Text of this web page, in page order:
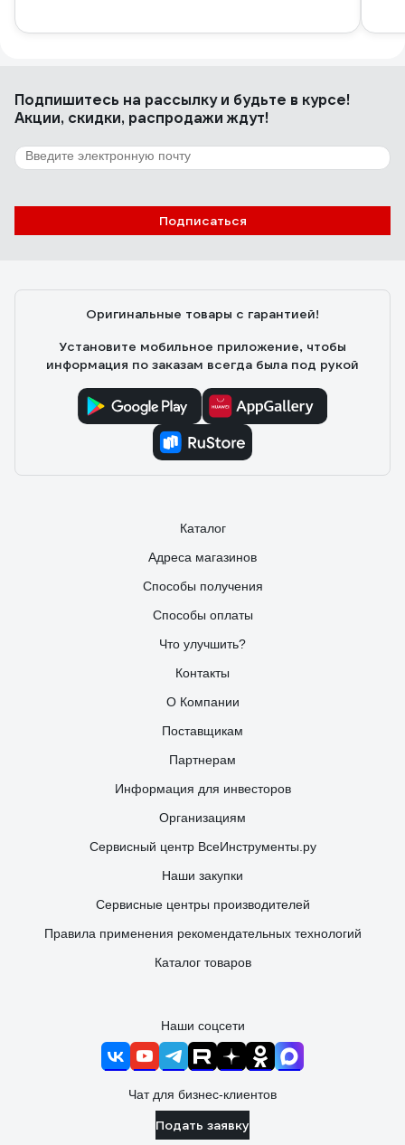
Подпишитесь на рассылкуи будьте в курсе!
Акции, скидки, распродажи ждут!
Подписаться
Оригинальные товары с гарантией!
Установите мобильное приложение, чтобы
информация по заказам всегда была под рукой
Каталог
Адреса магазинов
Способы получения
Способы оплаты
Что улучшить?
Контакты
О Компании
Поставщикам
Партнерам
Информация для инвесторов
Организациям
Сервисный центр ВсеИнструменты.ру
Наши закупки
Сервисные центры производителей
Правила применения рекомендательных технологий
Каталог товаров
Наши соцсети
Чат для бизнес-клиентов
Подать заявку